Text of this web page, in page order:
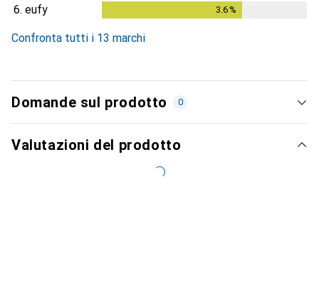
6. eufy 3.6%
Confronta tutti i 13 marchi
Domande sul prodotto 0
Valutazioni del prodotto